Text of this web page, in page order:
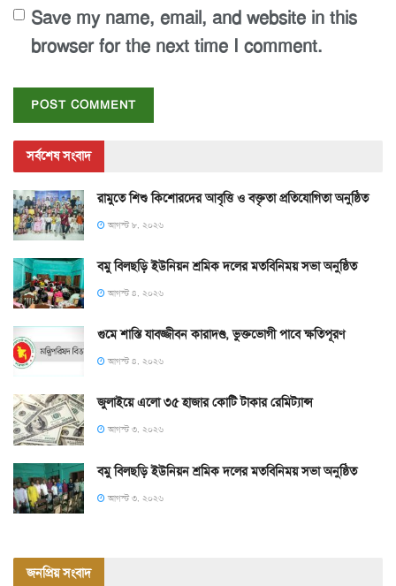
Save my name, email, and website in this
browser for the next time I comment.
সর্বশেষ সংবাদ
রামুতে শিশু কিশোরদের আবৃত্তি ও বক্তৃতা প্রতিযোগিতা অনুষ্ঠিত
আগস্ট ৮, ২০২৬
বমু বিলছড়ি ইউনিয়ন শ্রমিক দলের মতবিনিময় সভা অনুষ্ঠিত
আগস্ট ৪, ২০২৬
গুমে শাস্তি যাবজ্জীবন কারাদণ্ড, ভুক্তভোগী পাবে ক্ষতিপূরণ
আগস্ট ৪, ২০২৬
জুলাইয়ে এলো ৩৫ হাজার কোটি টাকার রেমিট্যান্স
আগস্ট ৩, ২০২৬
বমু বিলছড়ি ইউনিয়ন শ্রমিক দলের মতবিনিময় সভা অনুষ্ঠিত
আগস্ট ৩, ২০২৬
জনপ্রিয় সংবাদ